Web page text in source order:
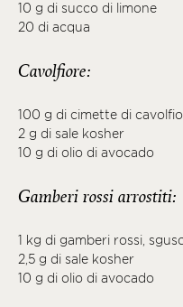
10 g di succo di limone
20 di acqua
Cavolfiore:
100 g di cimette di
2 g di sale kosher
10 g di olio di avocado
Gamberi rossi arrostiti:
1 kg di gamberi rossi,
2,5 g di sale kosher
10 g di olio di avocado